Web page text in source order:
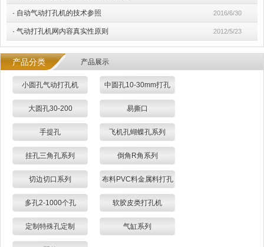
· 自动气动打孔机的技术参照 2016/6/30
· 气动打孔机网内容真实性原则 2012/5/23
产品分类 产品展示
小圆孔气动打孔机 中圆孔10-30mm打孔
大圆孔30-200 易撕口
手提孔 飞机孔蝴蝶孔系列
挂孔三角孔系列 倒角R角系列
切边切口系列 布料PVC料金属料打孔
多孔2-1000个孔 软胶皮类打孔机
定制特殊孔定制 气缸系列